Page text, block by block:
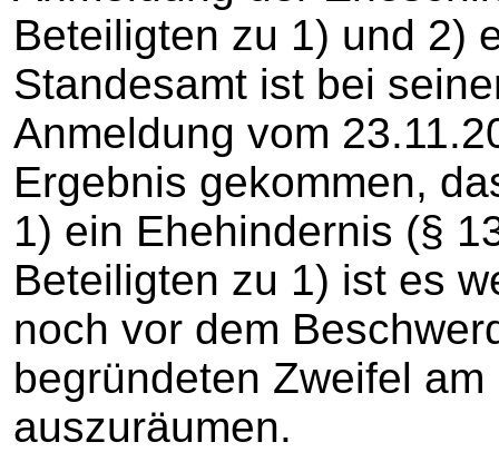
Beteiligten zu 1) und 2)
Standesamt ist bei
Anmeldung vom
Ergebnis gekommen,
1) ein Ehehindernis (§
Beteiligten zu 1) ist es
noch vor dem
begründeten Zweifel
auszuräumen.